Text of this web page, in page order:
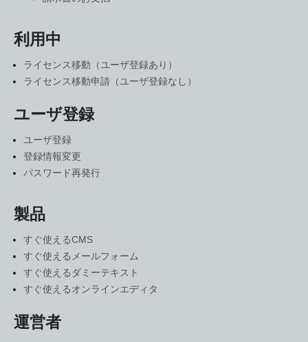
利用中
ライセンス移動（ユーザ登録あり）
ライセンス移動申請（ユーザ登録なし）
ユーザ登録
ユーザ登録
登録情報変更
パスワード再発行
製品
すぐ使えるCMS
すぐ使えるメールフォーム
すぐ使えるダミーテキスト
すぐ使えるオンラインエディタ
運営者